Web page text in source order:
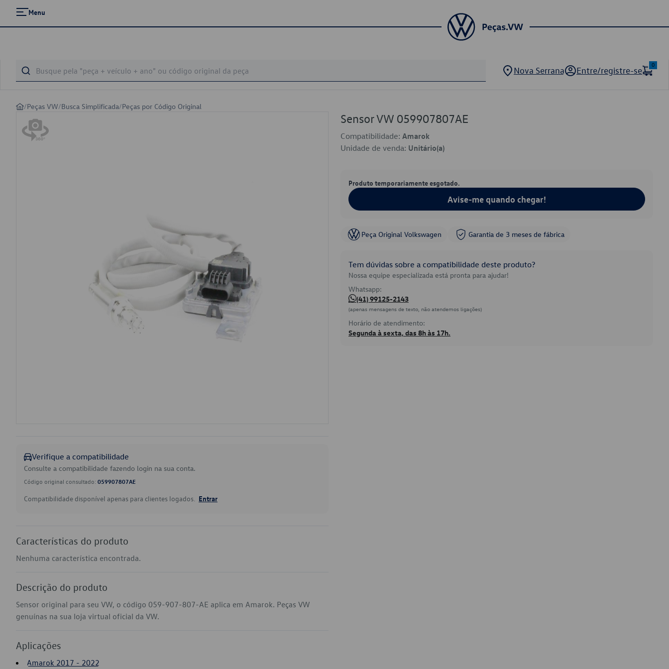
Menu
Nova Serrana Entre/registre-se
0
/Peças VW/Busca Simplificada/Peças por Código Original
Verifique a compatibilidade
Consulte a compatibilidade fazendo login na sua conta.
Código original consultado: 059907807AE
Compatibilidade disponível apenas para clientes logados. Entrar
Características do produto
Nenhuma característica encontrada.
Descrição do produto
Sensor original para seu VW, o código 059-907-807-AE aplica em Amarok. Peças VW
genuínas na sua loja virtual oficial da VW.
Aplicações
Amarok 2017 - 2022
Sensor VW 059907807AE
Compatibilidade: Amarok
Unidade de venda: Unitário(a)
Produto temporariamente esgotado.
Avise-me quando chegar!
Peça Original Volkswagen Garantia de 3 meses de fábrica
Tem dúvidas sobre a compatibilidade deste produto?
Nossa equipe especializada está pronta para ajudar!
Whatsapp:
(41) 99125-2143
(apenas mensagens de texto, não atendemos ligações)
Horário de atendimento:
Segunda à sexta, das 8h às 17h.